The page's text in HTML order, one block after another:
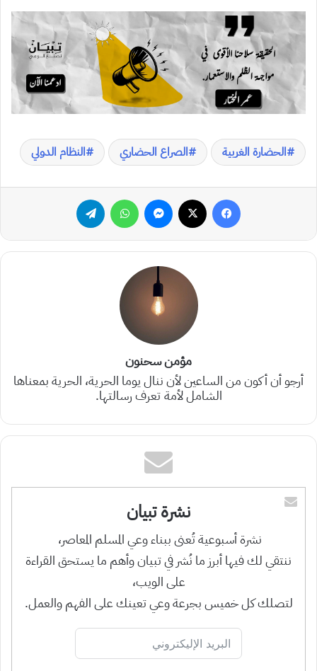
الحضارة الغربية الصراع الحضاري النظام الدولي
فيسبوك ماسنجر واتساب
مؤمن سحنون
أرجو أن أكون من الساعين لأن ننال يوما الحرية، الحرية بمعناها
الشامل لأمة تعرف رسالتها.
نشرة تبيان
نشرة أسبوعية تُعنى ببناء وعي المسلم المعاصر،
ننتقي لك فيها أبرز ما نُشر في تبيان وأهم ما يستحق القراءة
على الويب،
لتصلك كل خميس بجرعة وعي تعينك على الفهم والعمل.